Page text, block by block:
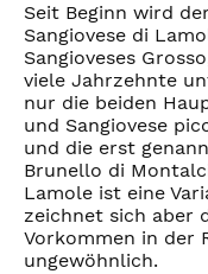
Seit Beginn wird
Sangiovese di
Sangioveses
viele Jahrzehnte
nur die beiden
und Sangiovese
und die erst
Brunello di
Lamole ist eine
zeichnet sich aber
Vorkommen in der
ungewöhnlich.